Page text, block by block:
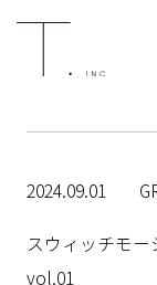
2024.09.01
スウィッチモー
vol.01